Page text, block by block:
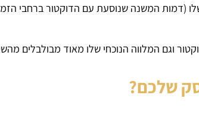
(דמות המשנה שנוסעת עם הדוקטור ברחבי
וגם המלווה הנוכחי שלו מאוד מבולבלים
שלכם?